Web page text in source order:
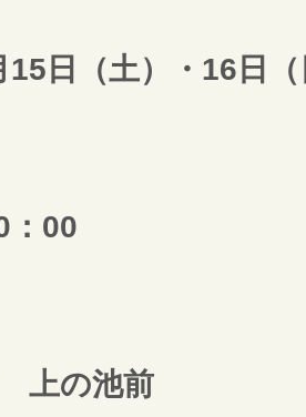
15日（土）・16日
：00
上の池前